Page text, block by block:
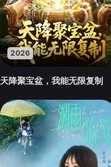
2026
天降聚宝盆，我能无限复制